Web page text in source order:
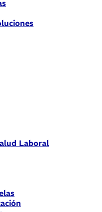
Laboral